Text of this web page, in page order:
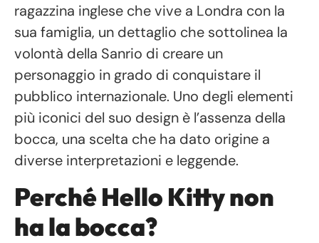
ragazzina inglese che vive a Londra con la
sua famiglia, un dettaglio che sottolinea la
volontà della Sanrio di creare un
personaggio in grado di conquistare il
pubblico internazionale. Uno degli elementi
più iconici del suo design è l’assenza della
bocca, una scelta che ha dato origine a
diverse interpretazioni e leggende.
Perché Hello Kitty non
ha la bocca?